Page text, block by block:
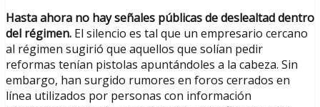
Hasta ahora no hay señales públicas de deslealtad dentro
del régimen. El silencio es tal que un empresario cercano
al régimen sugirió que aquellos que solían pedir
reformas tenían pistolas apuntándoles a la cabeza. Sin
embargo, han surgido rumores en foros cerrados en
línea utilizados por personas con información